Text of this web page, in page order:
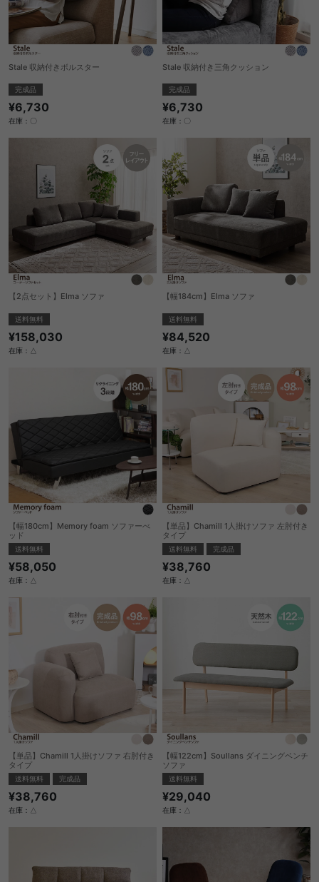
Stale 収納付きボルスター
完成品
¥6,730
在庫：〇
Stale 収納付き三角クッション
完成品
¥6,730
在庫：〇
【2点セット】Elma ソファ
送料無料
¥158,030
在庫：△
【幅184cm】Elma ソファ
送料無料
¥84,520
在庫：△
【幅180cm】Memory foam ソファーべ
ッド
送料無料
¥58,050
在庫：△
【単品】Chamill 1人掛けソファ 左肘付き
タイプ
送料無料 完成品
¥38,760
在庫：△
【単品】Chamill 1人掛けソファ 右肘付き
タイプ
送料無料 完成品
¥38,760
在庫：△
【幅122cm】Soullans ダイニングベンチ
ソファ
送料無料
¥29,040
在庫：△